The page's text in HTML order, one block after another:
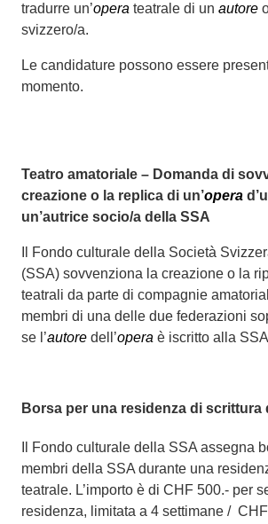
tradurre un’opera teatrale di un autore
svizzero/a.
Le candidature possono essere
momento.
Teatro amatoriale – Domanda di
creazione o la replica di un’opera
un’autrice socio/a della SSA
Il Fondo culturale della Società
(SSA) sovvenziona la creazione o la
teatrali da parte di compagnie
membri di una delle due federazioni
se l’autore dell’opera è iscritto alla
Borsa per una residenza di scrittura
Il Fondo culturale della SSA assegna
membri della SSA durante una
teatrale. L’importo è di CHF 500.- per
residenza, limitata a 4 settimane /